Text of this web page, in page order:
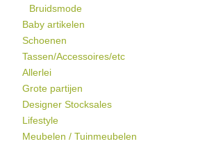
Bruidsmode
Baby artikelen
Schoenen
Tassen/Accessoires/etc
Allerlei
Grote partijen
Designer Stocksales
Lifestyle
Meubelen / Tuinmeubelen